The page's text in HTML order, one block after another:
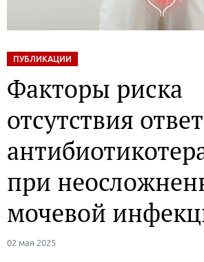
ПУБЛИКАЦИИ
Факторы риска
отсутствия
при
мочевой
02 мая 2025